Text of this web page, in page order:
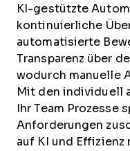
KI-gestützte
kontinuierliche
automatisierte
Transparenz über
wodurch manuelle
Mit den individuell
Ihr Team Prozesse
Anforderungen
auf KI und Effizienz